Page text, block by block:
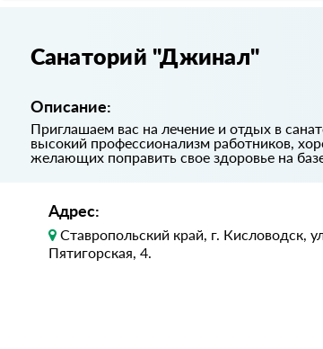
Санаторий "Джинал"
Описание:
Приглашаем вас на лечение и отдых в
высокий профессионализм работников,
желающих поправить свое здоровье на
Адрес:
Ставропольский край, г. Кисловодск,
Пятигорская, 4.